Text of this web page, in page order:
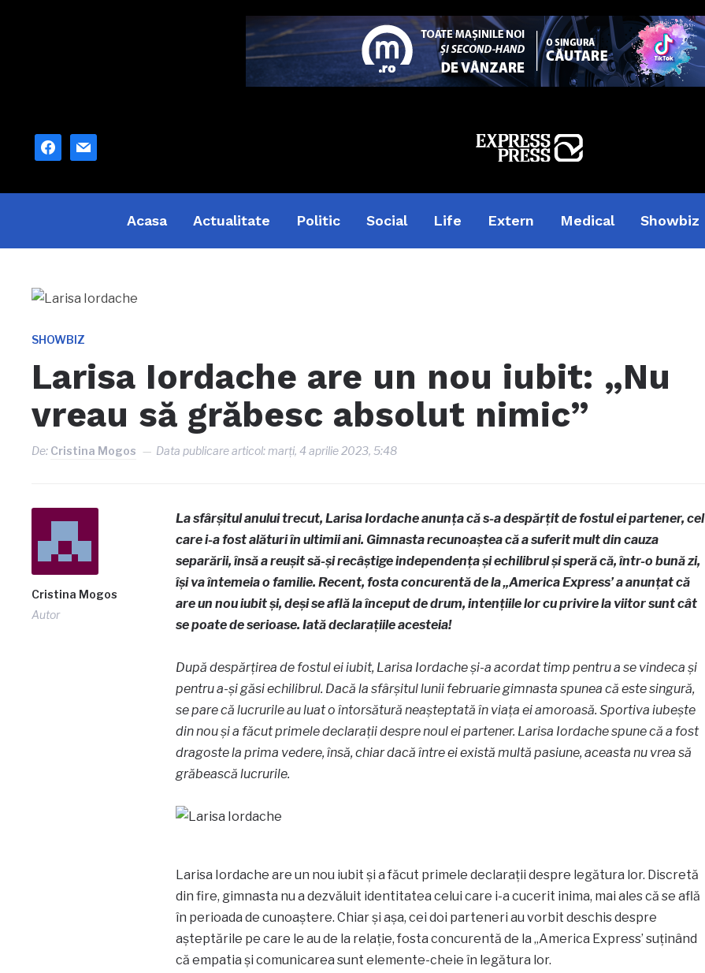
facebook
mail
Acasa Actualitate Politic Social Life Extern Medical Showbiz
SHOWBIZ
Larisa Iordache are un nou iubit: „Nu
vreau să grăbesc absolut nimic”
De: Cristina Mogos Data publicare articol: marți, 4 aprilie 2023, 5:48
Cristina Mogos
Autor
La sfârșitul anului trecut, Larisa Iordache anunța că s-a despărțit de fostul ei partener, cel
care i-a fost alături în ultimii ani. Gimnasta recunoaștea că a suferit mult din cauza
separării, însă a reușit să-și recâștige independența și echilibrul și speră că, într-o bună zi,
își va întemeia o familie. Recent, fosta concurentă de la „America Express’ a anunțat că
are un nou iubit și, deși se află la început de drum, intențiile lor cu privire la viitor sunt cât
se poate de serioase. Iată declarațiile acesteia!
După despărțirea de fostul ei iubit, Larisa Iordache și-a acordat timp pentru a se vindeca și
pentru a-și găsi echilibrul. Dacă la sfârșitul lunii februarie gimnasta spunea că este singură,
se pare că lucrurile au luat o întorsătură neașteptată în viața ei amoroasă. Sportiva iubește
din nou și a făcut primele declarații despre noul ei partener. Larisa Iordache spune că a fost
dragoste la prima vedere, însă, chiar dacă între ei există multă pasiune, aceasta nu vrea să
grăbească lucrurile.
Larisa Iordache are un nou iubit și a făcut primele declarații despre legătura lor. Discretă
din fire, gimnasta nu a dezvăluit identitatea celui care i-a cucerit inima, mai ales că se află
în perioada de cunoaștere. Chiar și așa, cei doi parteneri au vorbit deschis despre
așteptările pe care le au de la relație, fosta concurentă de la „America Express’ suținând
că empatia și comunicarea sunt elemente-cheie în legătura lor.